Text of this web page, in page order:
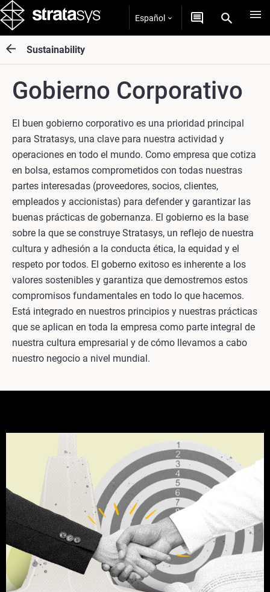
Español
Sustainability
Gobierno Corporativo
El buen gobierno corporativo es una prioridad principal
para Stratasys, una clave para nuestra actividad y
operaciones en todo el mundo. Como empresa que cotiza
en bolsa, estamos comprometidos con todas nuestras
partes interesadas (proveedores, socios, clientes,
empleados y accionistas) para defender y garantizar las
buenas prácticas de gobernanza. El gobierno es la base
sobre la que se construye Stratasys, un reflejo de nuestra
cultura y adhesión a la conducta ética, la equidad y el
respeto por todos. El goberno exitoso es inherente a los
valores sostenibles y garantiza que demostremos estos
compromisos fundamentales en todo lo que hacemos.
Está integrado en nuestros principios y nuestras prácticas
que se aplican en toda la empresa como parte integral de
nuestra cultura empresarial y de cómo llevamos a cabo
nuestro negocio a nivel mundial.